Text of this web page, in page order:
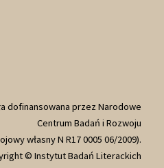
dofinansowana przez Narodowe
Centrum Badań i Rozwoju
własny N R17 0005 06/2009).
© Instytut Badań Literackich